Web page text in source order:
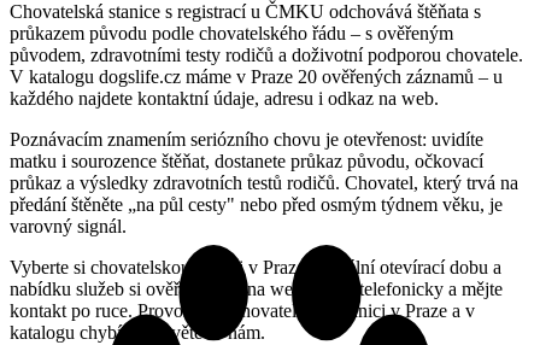
Chovatelská stanice s registrací u ČMKU odchovává štěňata s
průkazem původu podle chovatelského řádu – s ověřeným
původem, zdravotními testy rodičů a doživotní podporou chovatele.
V katalogu dogslife.cz máme v Praze 20 ověřených záznamů – u
každého najdete kontaktní údaje, adresu i odkaz na web.
Poznávacím znamením seriózního chovu je otevřenost: uvidíte
matku i sourozence štěňat, dostanete průkaz původu, očkovací
průkaz a výsledky zdravotních testů rodičů. Chovatel, který trvá na
předání štěněte „na půl cesty" nebo před osmým týdnem věku, je
varovný signál.
Vyberte si chovatelskou stanici v Praze, aktuální otevírací dobu a
nabídku služeb si ověřte přímo na webu nebo telefonicky a mějte
kontakt po ruce. Provozujete chovatelskou stanici v Praze a v
katalogu chybíte? Ozvěte se nám.